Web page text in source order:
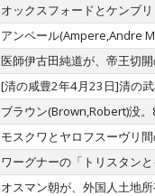
オックスフォードとケンブ
アンペール(Ampere,Andre
医師伊古田純道が、帝王切開
[清の咸豊2年4月23日]清の
ブラウン(Brown,Robert)没
モスクワとヤロフスーヴリ間
ワーグナーの「トリスタン
オスマン朝が、外国人土地